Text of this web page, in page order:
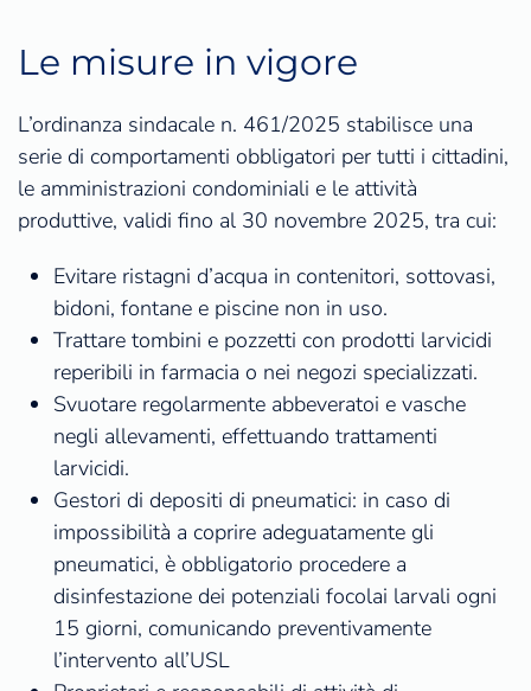
Le misure in vigore
L’ordinanza sindacale n. 461/2025 stabilisce una
serie di comportamenti obbligatori per tutti i cittadini,
le amministrazioni condominiali e le attività
produttive, validi fino al 30 novembre 2025, tra cui:
Evitare ristagni d’acqua in contenitori, sottovasi,
bidoni, fontane e piscine non in uso.
Trattare tombini e pozzetti con prodotti larvicidi
reperibili in farmacia o nei negozi specializzati.
Svuotare regolarmente abbeveratoi e vasche
negli allevamenti, effettuando trattamenti
larvicidi.
Gestori di depositi di pneumatici: in caso di
impossibilità a coprire adeguatamente gli
pneumatici, è obbligatorio procedere a
disinfestazione dei potenziali focolai larvali ogni
15 giorni, comunicando preventivamente
l’intervento all’USL